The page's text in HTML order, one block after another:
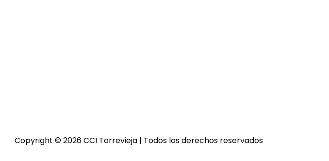
Copyright © 2026 CCI Torrevieja | Todos los derechos reservados